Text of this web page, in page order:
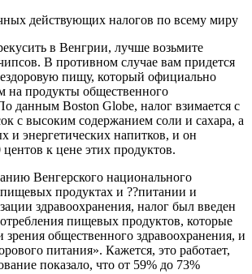
в Венгрии, лучше возьмите
В противном случае вам придется
пищу, который официально
на продукты общественного
данным Boston Globe, налог взимается с
с высоким содержанием соли и сахара, а
и энергетических напитков, и он
центов к цене этих продуктов.
Венгерского национального
продуктах и ??питании и
здравоохранения, налог был введен
пищевых продуктов, которые
зрения общественного здравоохранения, и
питания». Кажется, это работает,
показало, что от 59% до 73%